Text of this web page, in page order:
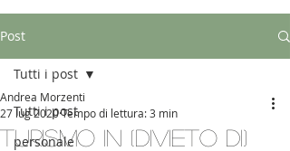
Post
Tutti i post
personale
Tutti i post
Turismo in (divieto di)
Andrea Morzenti
27 lug 2020Tempo di lettura: 3 min